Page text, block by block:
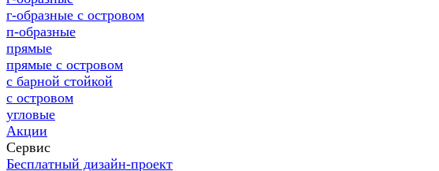
г-образные с островом
п-образные
прямые
прямые с островом
с барной стойкой
с островом
угловые
Акции
Сервис
Бесплатный дизайн-проект